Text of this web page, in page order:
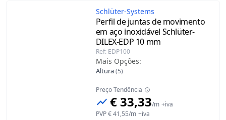
Schlüter-Systems
Perfil de juntas de movimento
em aço inoxidável Schlüter-
DILEX-EDP 10 mm
Ref: EDP100
Mais Opções:
Altura(5)
Preço Tendência
€ 33,33/m +iva
PVP€ 41,55/m +iva